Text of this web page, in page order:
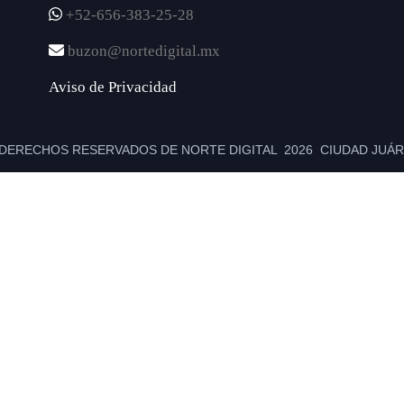
+52-656-383-25-28
buzon@nortedigital.mx
Aviso de Privacidad
RESERVADOS DE NORTE DIGITAL 2026 CIUDAD